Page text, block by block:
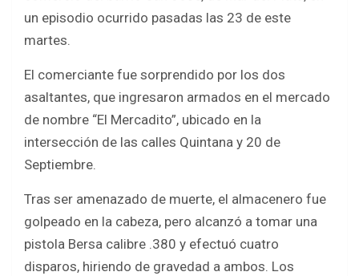
o
o
A
p
un episodio ocurrido pasadas las 23 de este
martes.
El comerciante fue sorprendido por los dos
asaltantes, que ingresaron armados en el mercado
de nombre “El Mercadito”, ubicado en la
intersección de las calles Quintana y 20 de
Septiembre.
Tras ser amenazado de muerte, el almacenero fue
golpeado en la cabeza, pero alcanzó a tomar una
pistola Bersa calibre .380 y efectuó cuatro
disparos, hiriendo de gravedad a ambos. Los